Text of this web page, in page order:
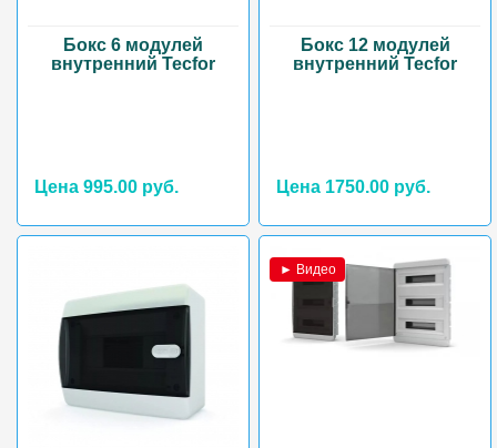
Бокс 6 модулей
внутренний Tecfor
Цена 995.00 руб.
Бокс 12 модулей
внутренний Tecfor
Цена 1750.00 руб.
► Видео